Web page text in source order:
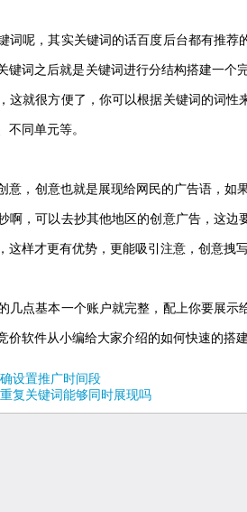
呢，其实关键词的话百度后台都有推荐
键词之后就是关键词进行分结构搭建一个
这就很方便了，你可以根据关键词的词
不同单元等。
，创意也就是展现给网民的广告语，如
啊，可以去抄其他地区的创意广告，这
这样才更有优势，更能吸引注意，创意拽
点基本一个账户就完整，配上你要展示
价软件从小编给大家介绍的如何快速的搭
设置推广时间段
复关键词能够同时展现吗